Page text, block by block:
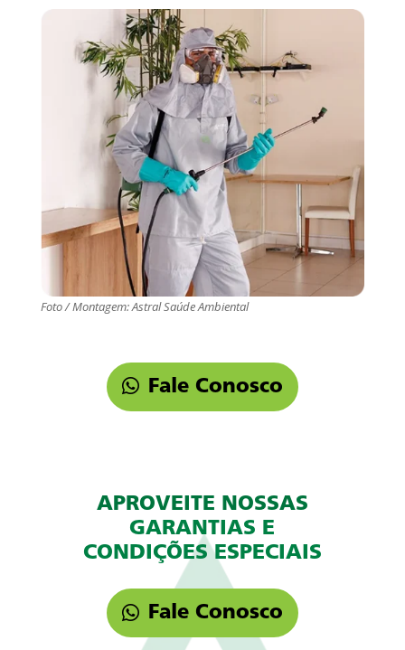
Foto / Montagem: Astral Saúde Ambiental
Fale Conosco
APROVEITE NOSSAS
GARANTIAS E
CONDIÇÕES ESPECIAIS
Fale Conosco